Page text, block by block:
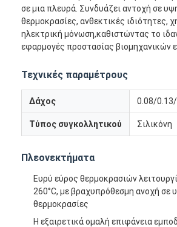
σε μια πλευρά. Συνδυάζει αντοχή σε
θερμοκρασίες, ανθεκτικές ιδιότητες,
ηλεκτρική μόνωση,καθιστώντας το
εφαρμογές προστασίας βιομηχανικών
Τεχνικές παραμέτρους
Δάχος 0.08/
Τύπος συγκολλητικού Σιλικόνη
Πλεονεκτήματα
Ευρύ εύρος θερμοκρασιών
260°C, με βραχυπρόθεσμη ανοχή σε
θερμοκρασίες
Η εξαιρετικά ομαλή επιφάνεια